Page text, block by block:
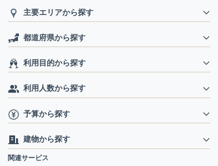
主要エリアから探す
都道府県から探す
利用目的から探す
利用人数から探す
予算から探す
建物から探す
関連サービス